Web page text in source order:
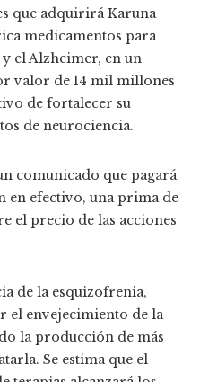
que adquirirá Karuna
medicamentos para
el Alzheimer, en un
valor de 14 mil millones
de fortalecer su
de neurociencia.
comunicado que pagará
en efectivo, una prima de
el precio de las acciones
de la esquizofrenia,
el envejecimiento de la
la producción de más
Se estima que el